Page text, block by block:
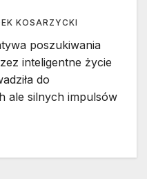
KOSARZYCKI
poszukiwania
inteligentne życie
do
ale silnych impulsów